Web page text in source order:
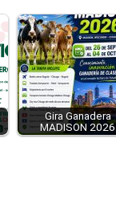
Gira Ganadera
MADISON 2026